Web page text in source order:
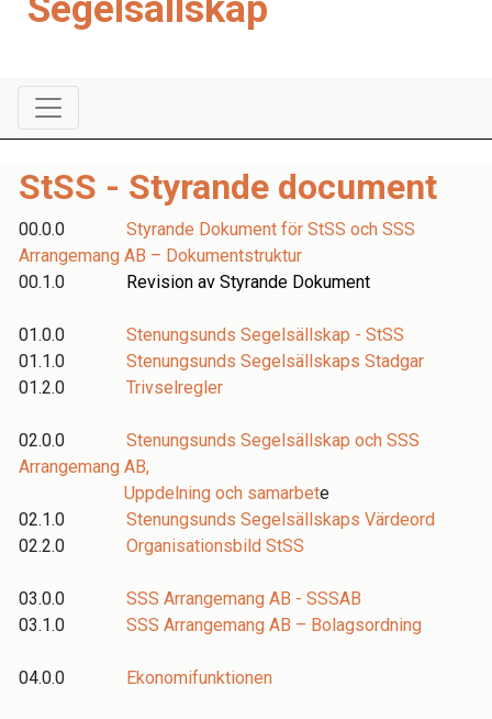
StSS - Styrande document
00.0.0
Styrande Dokument för StSS och SSS
Arrangemang AB – Dokumentstruktur
00.1.0 Revision av Styrande Dokument
01.0.0 Stenungsunds Segelsällskap - StSS
01.1.0 Stenungsunds Segelsällskaps Stadgar
01.2.0 Trivselregler
02.0.0 Stenungsunds Segelsällskap och SSS
Arrangemang AB,
Uppdelning och samarbete
02.1.0 Stenungsunds Segelsällskaps Värdeord
02.2.0 Organisationsbild StSS
03.0.0 SSS Arrangemang AB - SSSAB
03.1.0 SSS Arrangemang AB – Bolagsordning
04.0.0 Ekonomifunktionen